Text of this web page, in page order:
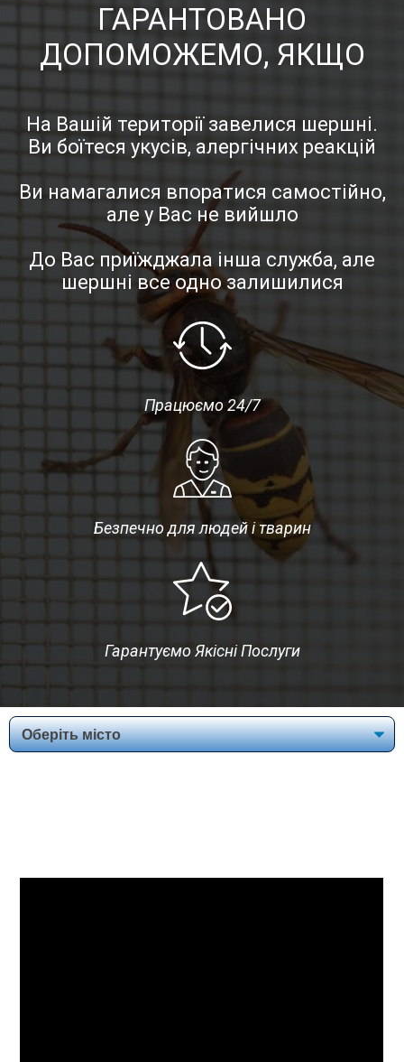
ГАРАНТОВАНО
ДОПОМОЖЕМО, ЯКЩО
На Вашій території завелися шершні.
Ви боїтеся укусів, алергічних реакцій
Ви намагалися впоратися самостійно,
але у Вас не вийшло
До Вас приїжджала інша служба, але
шершні все одно залишилися
Працюємо 24/7
Безпечно для людей і тварин
Гарантуємо Якісні Послуги